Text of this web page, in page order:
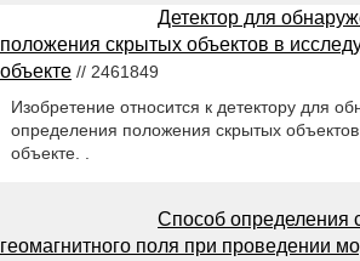
Детектор для
положения скрытых объектов в
объекте // 2461849
Изобретение относится к детектору для
определения положения скрытых
объекте. .
Способ определения
геомагнитного поля при проведении